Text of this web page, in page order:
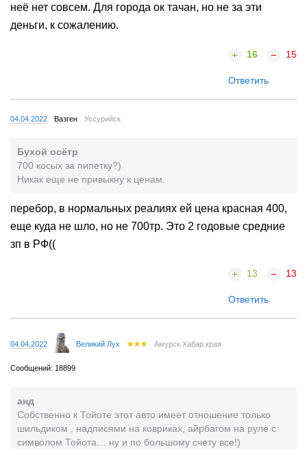
неё нет совсем. Для города ок тачан, но не за эти
деньги, к сожалению.
16 15
Ответить
04.04.2022 Вазген Уссурийск
Бухой осётр
700 косых за пипетку?)
Никак еще не привыкну к ценам.
перебор, в нормальных реалиях ей цена красная 400,
еще куда не шло, но не 700тр. Это 2 годовые средние
зп в РФ((
13 13
Ответить
04.04.2022 Великий Лух Амурск Хабар.края
Сообщений: 18899
анд
Собственно к Тойоте этот авто имеет отношение только
шильдиком , надписями на ковриках, айрбагом на руле с
символом Тойота… ну и по большому счету все!)